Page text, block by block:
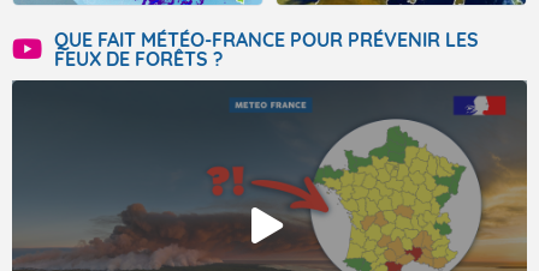
QUE FAIT MÉTÉO-FRANCE POUR PRÉVENIR LES
FEUX DE FORÊTS ?